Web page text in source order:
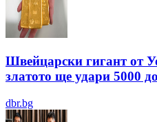
Швейцарски гигант от
златото ще удари 5000
dbr.bg